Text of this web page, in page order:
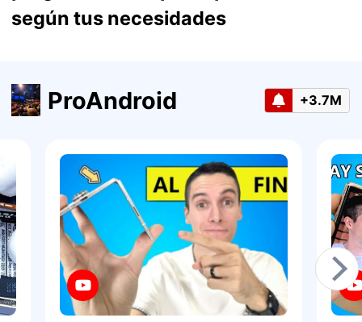
según tus necesidades
ProAndroid +3.7M